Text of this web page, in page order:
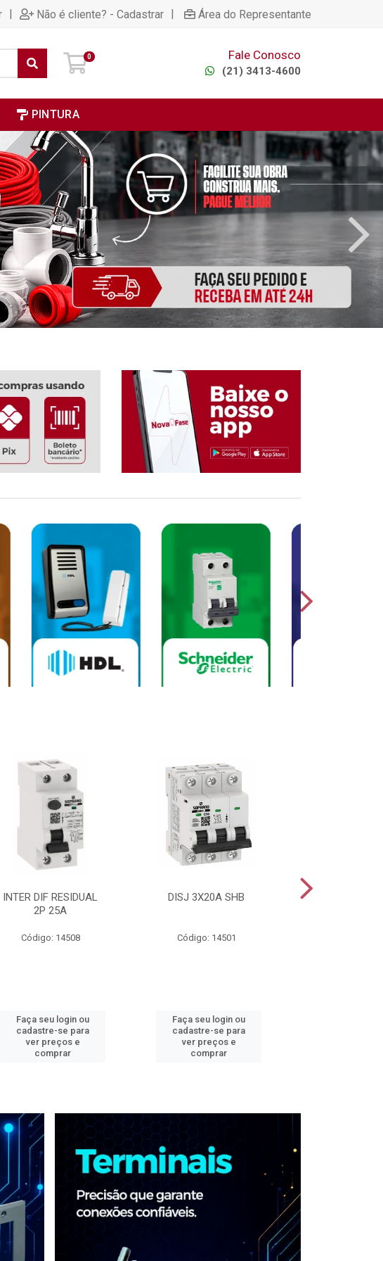
| Não é cliente? - Cadastrar | Área do Representante
0 Fale Conosco
(21) 3413-4600
PINTURA
INTER DIF RESIDUAL
2P 25A
Código: 14508
Faça seu login ou
cadastre-se para
ver preços e
comprar
DISJ 3X20A SHB
Código: 14501
Faça seu login ou
cadastre-se para
ver preços e
comprar